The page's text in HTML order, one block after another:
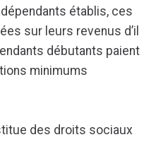
établis, ces
sur leurs revenus d’il
débutants paient
minimums
des droits sociaux